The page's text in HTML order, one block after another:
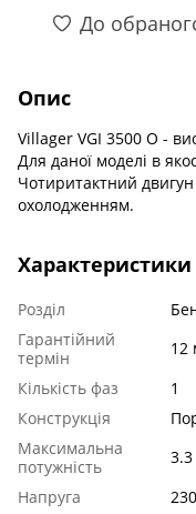
До
Опис
Villager VGI 3500 O -
Для даної моделі в
Чотиритактний
охолодженням.
Характеристики
Розділ
Гарантійний
термін
12
Кількість фаз
1
Конструкція
Максимальна
потужність
3.3
Напруга